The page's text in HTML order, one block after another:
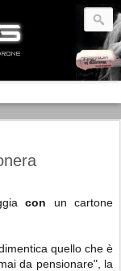
con un cartone
quello che è
da pensionare", la